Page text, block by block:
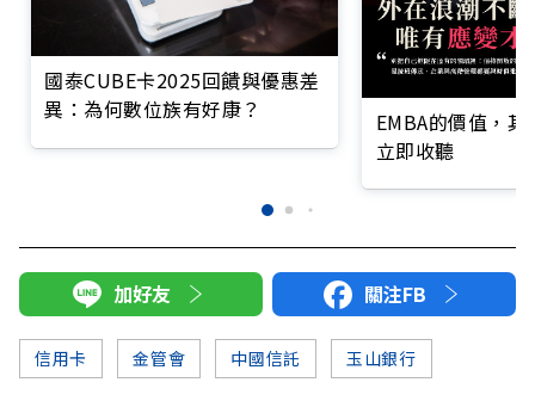
國泰CUBE卡2025回饋與優惠差
異：為何數位族有好康？
EMBA的價值，
立即收聽
加好友 關注FB
信用卡 金管會 中國信託 玉山銀行